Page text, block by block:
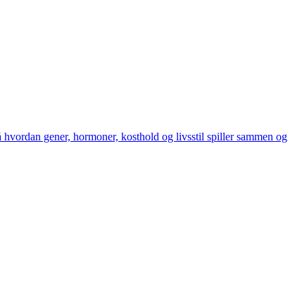
gener, hormoner, kosthold og livsstil spiller sammen og